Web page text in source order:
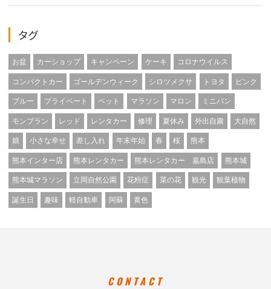
タグ
お盆 カーショップ キャンペーン ケーキ コロナウイルス
コンパクトカー ゴールデンウィーク シロツメクサ トヨタ ピンク
ブルー プライベート ペット マラソン マロン ミニバン
モンブラン レッド レンタカー 修理 夏休み 外出自粛 大自然
娘 小さな幸せ 差し入れ 年末年始 春 桜 熊本
熊本インター店 熊本レンタカー 熊本レンタカー 嘉島店 熊本城
熊本城マラソン 立岡自然公園 花粉症 菜の花 観光 観葉植物
誕生日 趣味 軽自動車 阿蘇 黄色
CONTACT